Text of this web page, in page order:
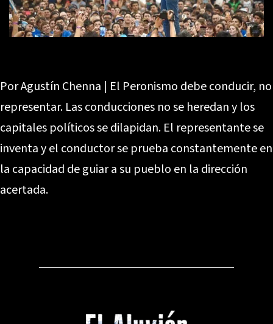
Por Agustín Chenna | El Peronismo debe conducir, no
representar. Las conducciones no se heredan y los
capitales políticos se dilapidan. El representante se
inventa y el conductor se prueba constantemente en
la capacidad de guiar a su pueblo en la dirección
acertada.